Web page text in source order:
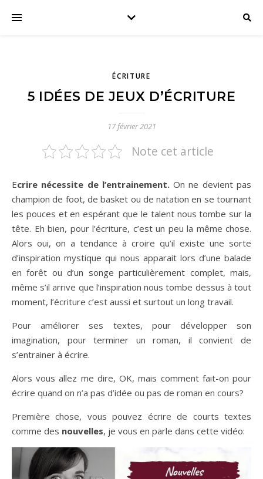
ÉCRITURE
5 IDÉES DE JEUX D’ÉCRITURE
17 février 2021
Note cet article
Ecrire nécessite de l’entrainement.On ne devient pas
champion de foot, de basket ou de natation en se tournant
les pouces et en espérant que le talent nous tombe sur la
tête. Eh bien, pour l’écriture, c’est un peu la même chose.
Alors oui, on a tendance à croire qu’il existe une sorte
d’inspiration mystique qui nous apparait lors d’une balade
en forêt ou d’un songe particulièrement complet, mais,
même s’il arrive que l’inspiration nous tombe dessus à tout
moment, l’écriture c’est aussi et surtout un long travail.
Pour améliorer ses textes, pour développer son
imagination, pour terminer un roman, il convient de
s’entrainer à écrire.
Alors vous allez me dire, OK, mais comment fait-on pour
écrire quand on n’a pas d’idée ou pas de roman en cours?
Première chose, vous pouvez écrire de courts textes
comme des nouvelles, je vous en parle dans cette vidéo: